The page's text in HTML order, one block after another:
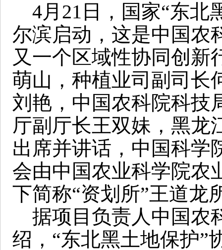
4月21日，国家“东北
尔滨启动，这是中国农
又一个区域性协同创新
萌山，种植业司副司长
刘艳，中国农科院科技
厅副厅长王双妹，黑龙
出席并讲话，中国科学
会由中国农业科学院农
下简称“资划所”王道龙
据项目负责人中国农
绍，“东北黑土地保护”